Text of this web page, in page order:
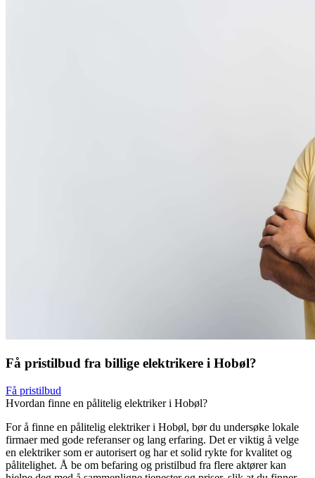
Få pristilbud fra billige elektrikere i Hobøl?
Få pristilbud
Hvordan finne en pålitelig elektriker i Hobøl?
For å finne en pålitelig elektriker i Hobøl, bør du undersøke lokale
firmaer med gode referanser og lang erfaring. Det er viktig å velge
en elektriker som er autorisert og har et solid rykte for kvalitet og
pålitelighet. Å be om befaring og pristilbud fra flere aktører kan